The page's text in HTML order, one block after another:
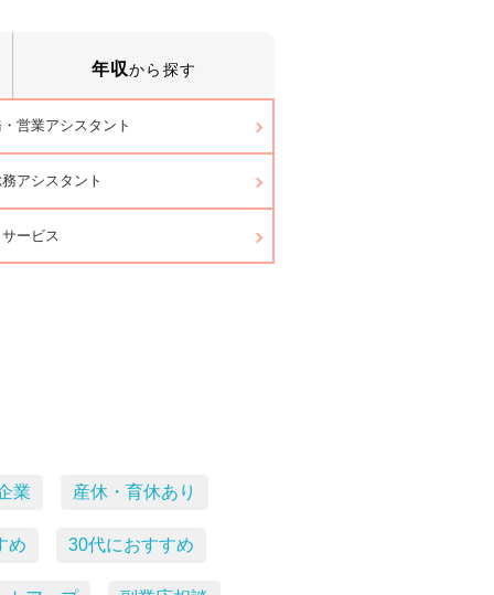
年収から探す
営業アシスタント
アシスタント
ービス
業 産休・育休あり
め 30代におすすめ